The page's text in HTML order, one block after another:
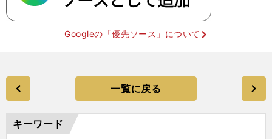
Googleの「優先ソース」について
一覧に戻る
キーワード